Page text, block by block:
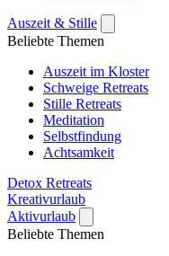
Auszeit & Stille
Beliebte Themen
Auszeit im Kloster
Schweige Retreats
Stille Retreats
Meditation
Selbstfindung
Achtsamkeit
Detox Retreats
Kreativurlaub
Aktivurlaub
Beliebte Themen